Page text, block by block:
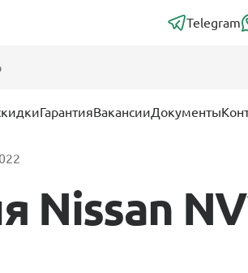
Telegram
ГарантияВакансииДокументы
Nissan